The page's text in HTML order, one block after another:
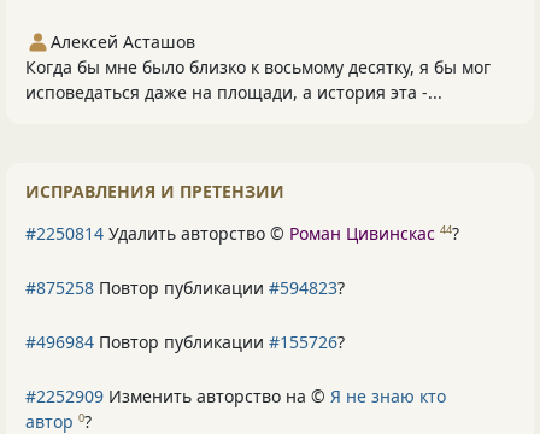
Алексей Асташов
Когда бы мне было близко к восьмому десятку, я бы мог
исповедаться даже на площади, а история эта -...
ИСПРАВЛЕНИЯ И ПРЕТЕНЗИИ
#2250814 Удалить авторство © Роман Цивинскас 44?
#875258 Повтор публикации #594823?
#496984 Повтор публикации #155726?
#2252909 Изменить авторство на © Я не знаю кто
автор 0?